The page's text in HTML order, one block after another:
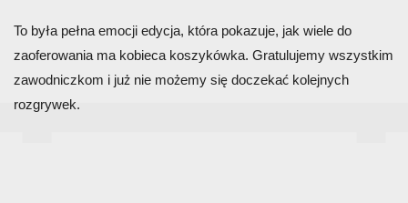
To była pełna emocji edycja, która pokazuje, jak wiele do
zaoferowania ma kobieca koszykówka. Gratulujemy wszystkim
zawodniczkom i już nie możemy się doczekać kolejnych
rozgrywek.